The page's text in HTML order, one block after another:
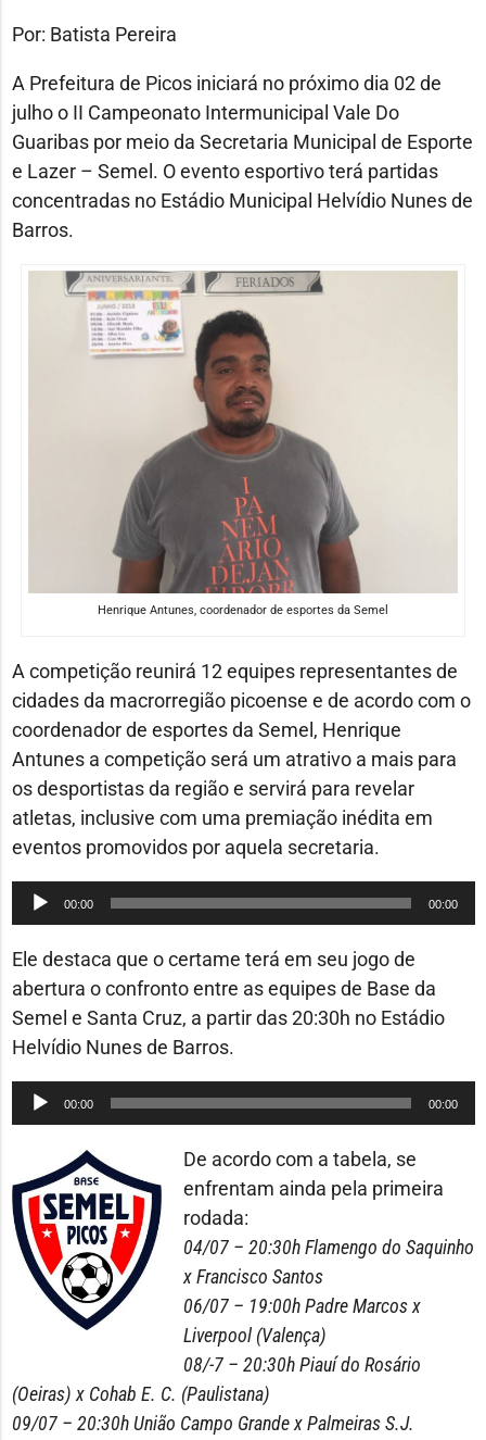
Por: Batista Pereira
A Prefeitura de Picos iniciará no próximo dia 02 de
julho o II Campeonato Intermunicipal Vale Do
Guaribas por meio da Secretaria Municipal de Esporte
e Lazer – Semel. O evento esportivo terá partidas
concentradas no Estádio Municipal Helvídio Nunes de
Barros.
Henrique Antunes, coordenador de esportes da Semel
A competição reunirá 12 equipes representantes de
cidades da macrorregião picoense e de acordo com o
coordenador de esportes da Semel, Henrique
Antunes a competição será um atrativo a mais para
os desportistas da região e servirá para revelar
atletas, inclusive com uma premiação inédita em
eventos promovidos por aquela secretaria.
Tocador
de
áudio
00:00 00:00
Ele destaca que o certame terá em seu jogo de
abertura o confronto entre as equipes de Base da
Semel e Santa Cruz, a partir das 20:30h no Estádio
Helvídio Nunes de Barros.
Tocador
de
00:00 00:00
De acordo com a tabela, se
enfrentam ainda pela primeira
rodada:
04/07 – 20:30h Flamengo do Saquinho
x Francisco Santos
06/07 – 19:00h Padre Marcos x
Liverpool (Valença)
08/-7 – 20:30h Piauí do Rosário
(Oeiras) x Cohab E. C. (Paulistana)
09/07 – 20:30h União Campo Grande x Palmeiras S.J.